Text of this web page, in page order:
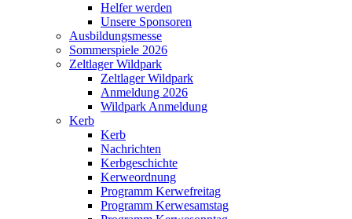
Helfer werden
Unsere Sponsoren
Ausbildungsmesse
Sommerspiele 2026
Zeltlager Wildpark
Zeltlager Wildpark
Anmeldung 2026
Wildpark Anmeldung
Kerb
Kerb
Nachrichten
Kerbgeschichte
Kerweordnung
Programm Kerwefreitag
Programm Kerwesamstag